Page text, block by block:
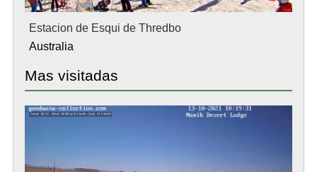
Estacion de Esqui de Thredbo
Australia
Mas visitadas